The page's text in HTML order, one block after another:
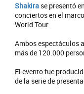
Shakira se presentó
conciertos en el
World Tour.
Ambos espectáculos
más de 120.000
El evento fue
de la serie de